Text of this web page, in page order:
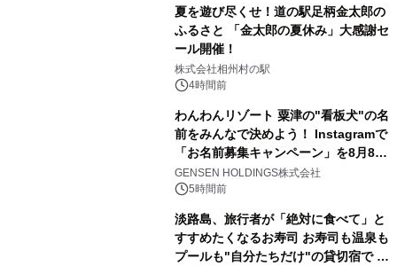
夏を遊び尽くせ！道の駅足柄金太郎の
ふるさと 「金太郎の夏休み」大感謝セ
ール開催！
株式会社相州村の駅
4時間前
わんわんリゾート 粟津の"看板犬"の名
前をみんなで決めよう！ Instagramで
「お名前募集キャンペーン」を8月8日
(土)より開催
GENSEN HOLDINGS株式会社
5時間前
淡路島、旅行者が「絶対に食べて」と
すすめたくなるお寿司 お寿司も温泉も
プールも"自分たちだけ"の貸切宿で 1